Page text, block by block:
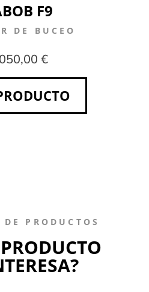
F9
DE BUCEO
€
PRODUCTOS